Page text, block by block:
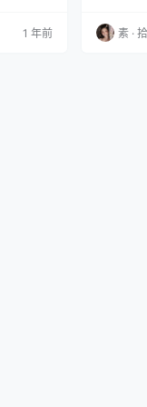
蓝色连
成,后缀
1 年前
模范学院
4M)素 · 拾